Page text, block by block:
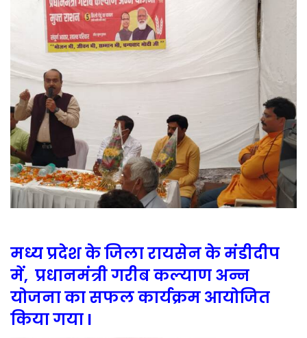
मध्य प्रदेश के जिला रायसेन के मंडीदीप
में, प्रधानमंत्री गरीब कल्याण अन्न
योजना का सफल कार्यक्रम आयोजित
किया गया I